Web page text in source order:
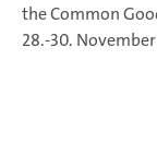
the Common
28.-30. November